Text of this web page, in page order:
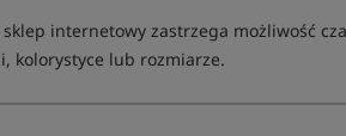
sklep internetowy zastrzega możliwość
kolorystyce lub rozmiarze.